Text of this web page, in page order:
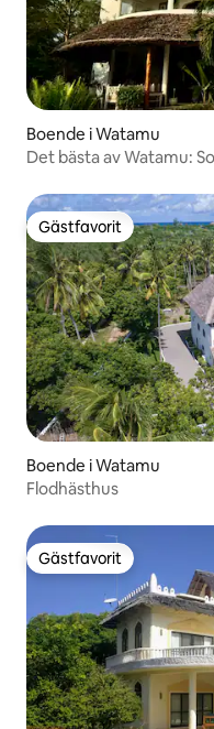
Boende i Watamu
Det bästa av Watamu:
Gästfavorit
Gästfavorit
Boende i Watamu
Flodhästhus
Gästfavorit
Gästfavorit